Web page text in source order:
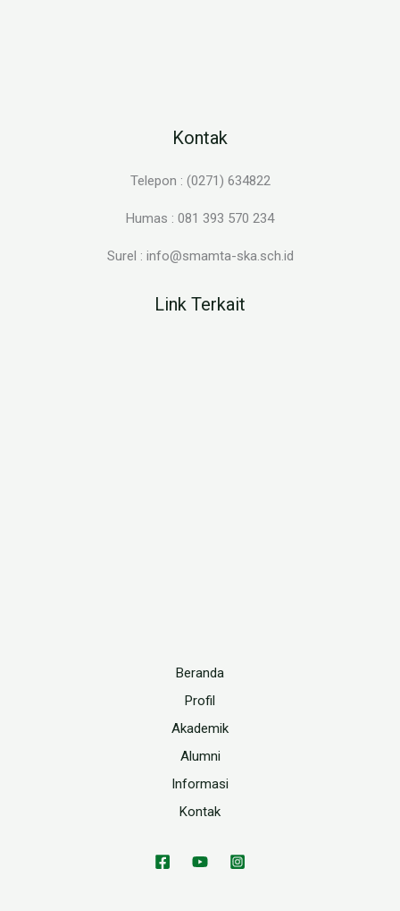
Kontak
Telepon : (0271) 634822
Humas : 081 393 570 234
Surel : info@smamta-ska.sch.id
Link Terkait
Beranda
Profil
Akademik
Alumni
Informasi
Kontak